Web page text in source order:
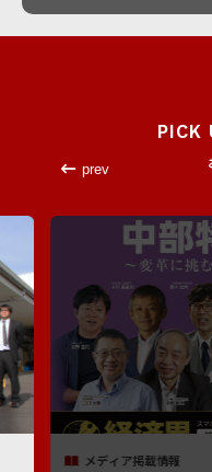
PICK
prev
メディア掲載情報